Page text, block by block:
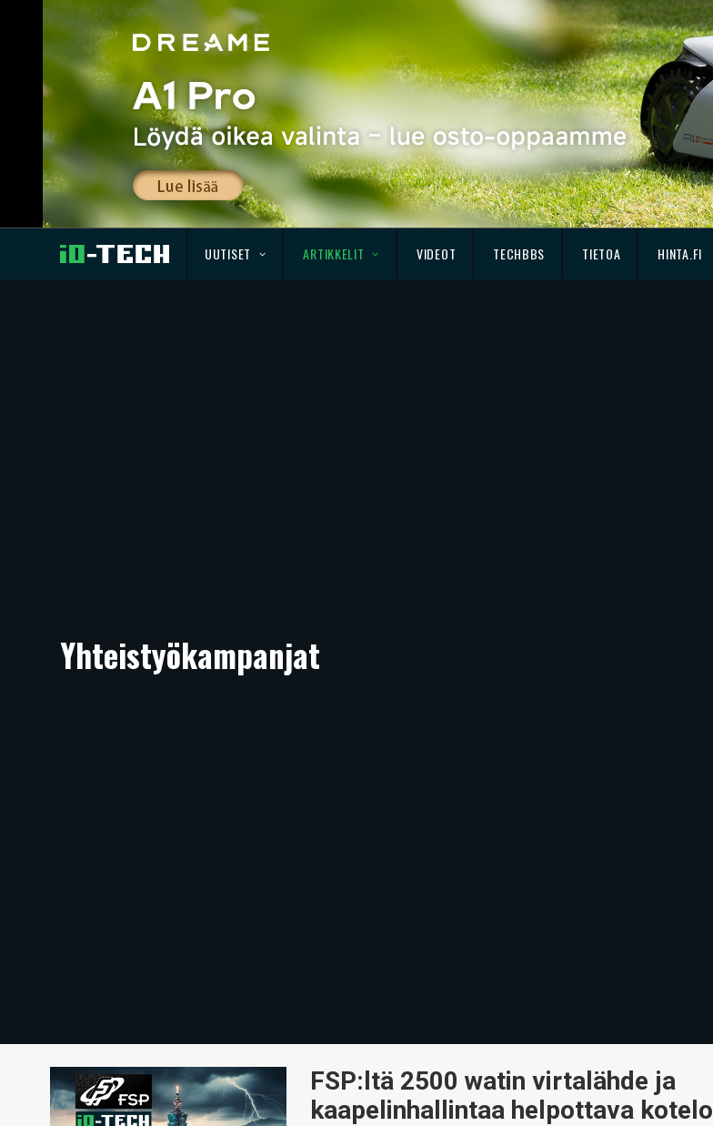
UUTISET ARTIKKELIT VIDEOT TECHBBS TIETOA HINTA.FI
Yhteistyökampanjat
FSP:ltä 2500 watin virtalähde ja
kaapelinhallintaa helpottava kotelo